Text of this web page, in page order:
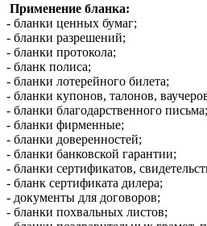
Применение бланка:
- бланки ценных бумаг;
- бланки разрешений;
- бланки протокола;
- бланк полиса;
- бланки лотерейного билета;
- бланки купонов, талонов,
- бланки благодарственного письма;
- бланки фирменные;
- бланки доверенностей;
- бланки банковской гарантии;
- бланки сертификатов,
- бланк сертификата дилера;
- документы для договоров;
- бланки похвальных листов;